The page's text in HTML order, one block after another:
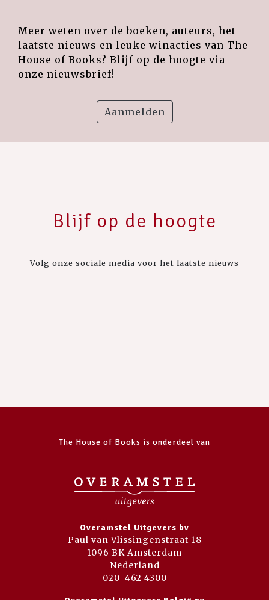
Meer weten over de boeken, auteurs, het
laatste nieuws en leuke winacties van The
House of Books? Blijf op de hoogte via
onze nieuwsbrief!
Aanmelden
Blijf op de hoogte
Volg onze sociale media voor het laatste nieuws
The House of Books is onderdeel van
Overamstel Uitgevers bv
Paul van Vlissingenstraat 18
1096 BK Amsterdam
Nederland
020-462 4300